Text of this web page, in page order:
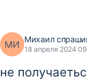
МИ Михаил
18 апреля 2024
не